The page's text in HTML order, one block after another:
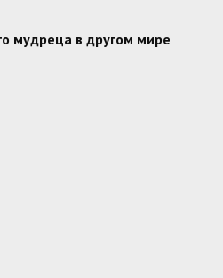
мудреца в другом мире